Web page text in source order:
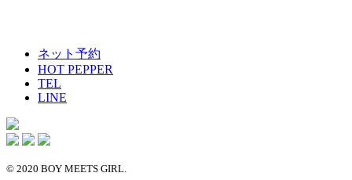
ネット予約
HOT PEPPER
TEL
LINE
© 2020 BOY MEETS GIRL.